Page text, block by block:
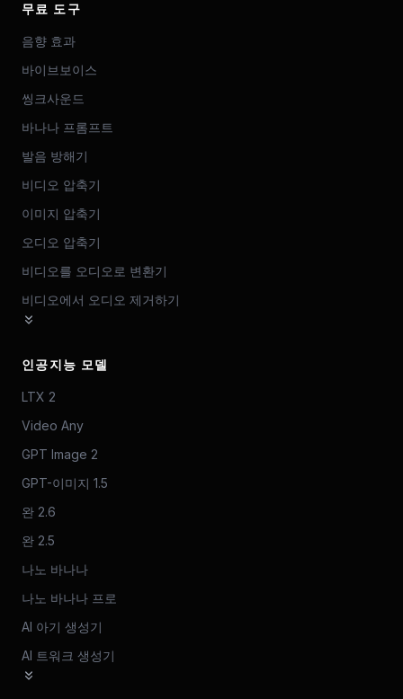
무료 도구
음향 효과
바이브보이스
씽크사운드
바나나 프롬프트
발음 방해기
비디오 압축기
이미지 압축기
오디오 압축기
비디오를 오디오로 변환기
비디오에서 오디오 제거하기
인공지능 모델
LTX 2
Video Any
GPT Image 2
GPT-이미지 1.5
완 2.6
완 2.5
나노 바나나
나노 바나나 프로
AI 아기 생성기
AI 트워크 생성기